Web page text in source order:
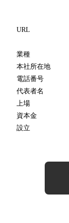
URL
業種
本社所在地
電話番号
代表者名
上場
資本金
設立